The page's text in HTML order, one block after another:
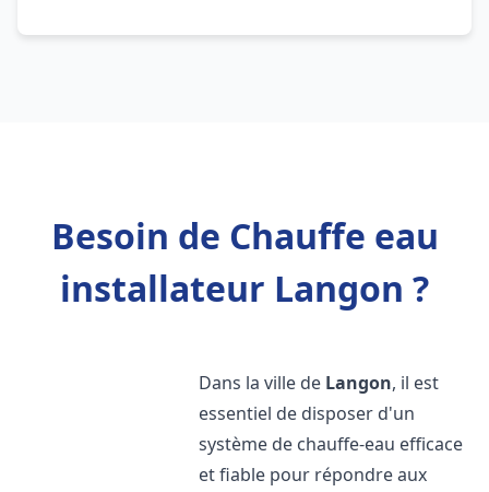
Besoin de Chauffe eau
installateur Langon ?
Dans la ville de Langon, il est
essentiel de disposer d'un
système de chauffe-eau efficace
et fiable pour répondre aux